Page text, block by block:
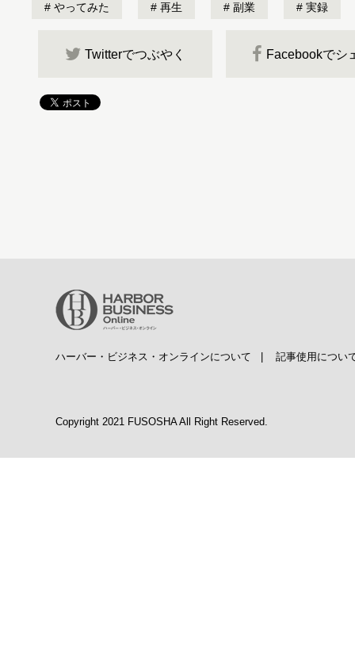
やってみた 再生 副業 実録
Twitterでつぶやく Facebookでシ
ハーバー・ビジネス・オンラインについて 記事使用につい
Copyright 2021 FUSOSHA All Right Reserved.